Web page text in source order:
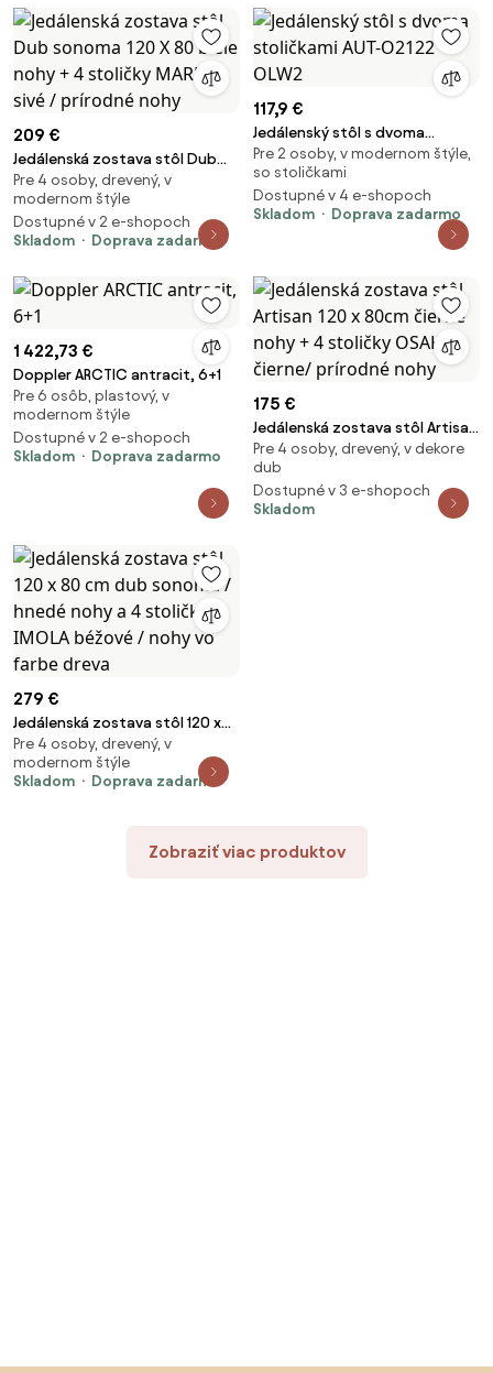
209 €
Jedálenská zostava stôl Dub
sonoma 120 X 80 biele nohy + 4
stoličky MARK sivé / prírodné
nohy
Pre 4 osoby, drevený, v
modernom štýle
Dostupné v 2 e-shopoch
Skladom
Doprava zadarmo
117,9 €
Jedálenský stôl s dvoma
stoličkami AUT-O2122 OLW2
Pre 2 osoby, v modernom štýle,
so stoličkami
Dostupné v 4 e-shopoch
Skladom
Doprava zadarmo
1 422,73 €
Doppler ARCTIC antracit, 6+1
Pre 6 osôb, plastový, v
modernom štýle
Dostupné v 2 e-shopoch
Skladom
Doprava zadarmo
175 €
Jedálenská zostava stôl Artisan
120 x 80cm čierne nohy + 4
stoličky OSAKA čierne/ prírodné
nohy
Pre 4 osoby, drevený, v dekore
dub
Dostupné v 3 e-shopoch
Skladom
279 €
Jedálenská zostava stôl 120 x
80 cm dub sonoma / hnedé
nohy a 4 stoličky IMOLA béžové
/ nohy vo farbe dreva
Pre 4 osoby, drevený, v
modernom štýle
Skladom
Doprava zadarmo
Zobraziť viac produktov